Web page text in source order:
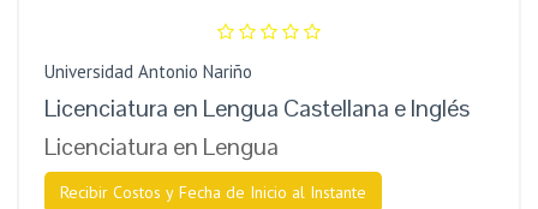
Universidad Antonio Nariño
Licenciatura en Lengua Castellana e Inglés
Licenciatura en Lengua
Recibir Costos y Fecha de Inicio al Instante